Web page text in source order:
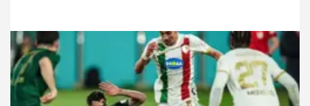
6.05.2026 Şampiy10